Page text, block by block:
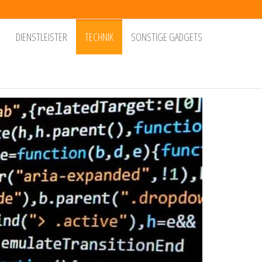
DIENSTLEISTER TECHNIK SONSTIGE GADGETS